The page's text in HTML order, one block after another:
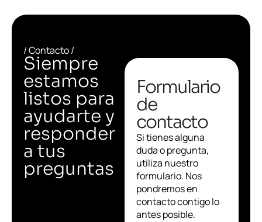
/ Contacto /
Siempre
estamos
listos para
ayudarte y
responder
a tus
preguntas
Formulario
de
contacto
Si tienes alguna
duda o pregunta,
utiliza nuestro
formulario. Nos
pondremos en
contacto contigo lo
antes posible.